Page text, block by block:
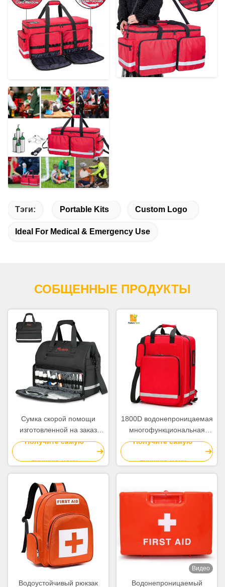
Тэги: Portable Kits Custom Logo
Ideal For Medical & Emergency Use
СОБЩЕННЫЕ ПРОДУКТЫ
Сумка скорой помощи
изготовленной на заказ
сумки скорой помощи
больницы медицинской
портативная клиническая
черная
Получите самую
лучшую цену
1800D водонепроницаемая
многофункциональная
рюкзак первой помощи с
Получите самую
лучшую цену
Водоустойчивый рюкзак
Видео
Водонепроницаемый